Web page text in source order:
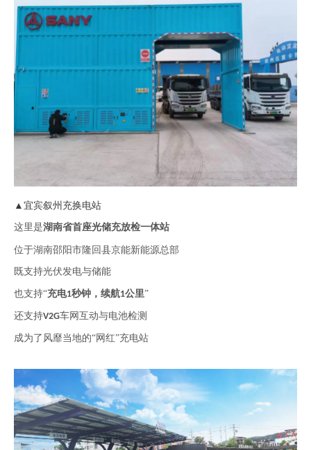
▲宜宾叙州充换电站
这里是湖南省首座光储充放检一体站
位于湖南邵阳市隆回县京能新能源总部
既支持光伏发电与储能
也支持“充电1秒钟，续航1公里”
还支持V2G车网互动与电池检测
成为了风靡当地的“网红”充电站